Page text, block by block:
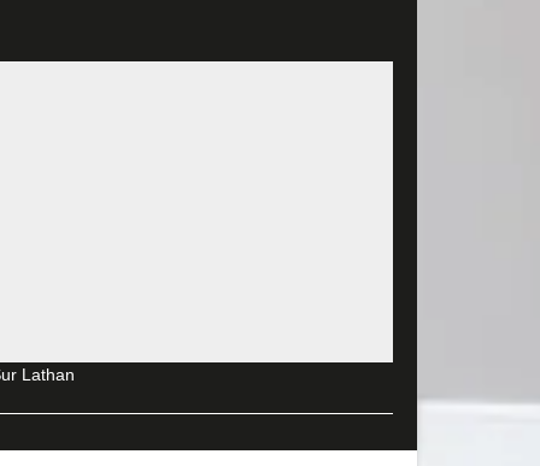
qualifiés et expérimentés dans le domaine
budget. Du sol, en passant par les murs et le
travaux fiables et suivant les règles d’art,
nous avons pu acquérir une certaine
nous avait tout ce qu'il faut pour satisfaire
Lathan